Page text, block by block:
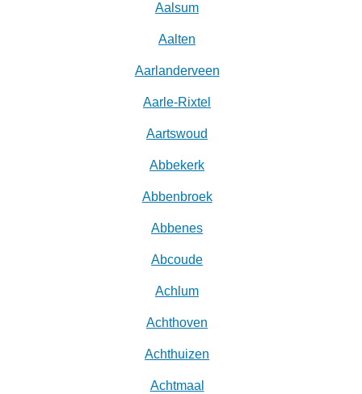
Aalsum
Aalten
Aarlanderveen
Aarle-Rixtel
Aartswoud
Abbekerk
Abbenbroek
Abbenes
Abcoude
Achlum
Achthoven
Achthuizen
Achtmaal